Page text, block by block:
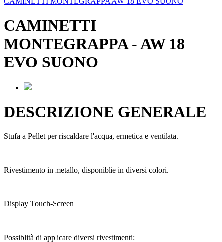
CAMINETTI
MONTEGRAPPA-AW 18
EVO SUONO
DESCRIZIONE GENERALE
Stufa a Pellet per riscaldare l'acqua, ermetica e ventilata.
Rivestimento in metallo, disponiblie in diversi colori.
Display Touch-Screen
Possiblità di applicare diversi rivestimenti: